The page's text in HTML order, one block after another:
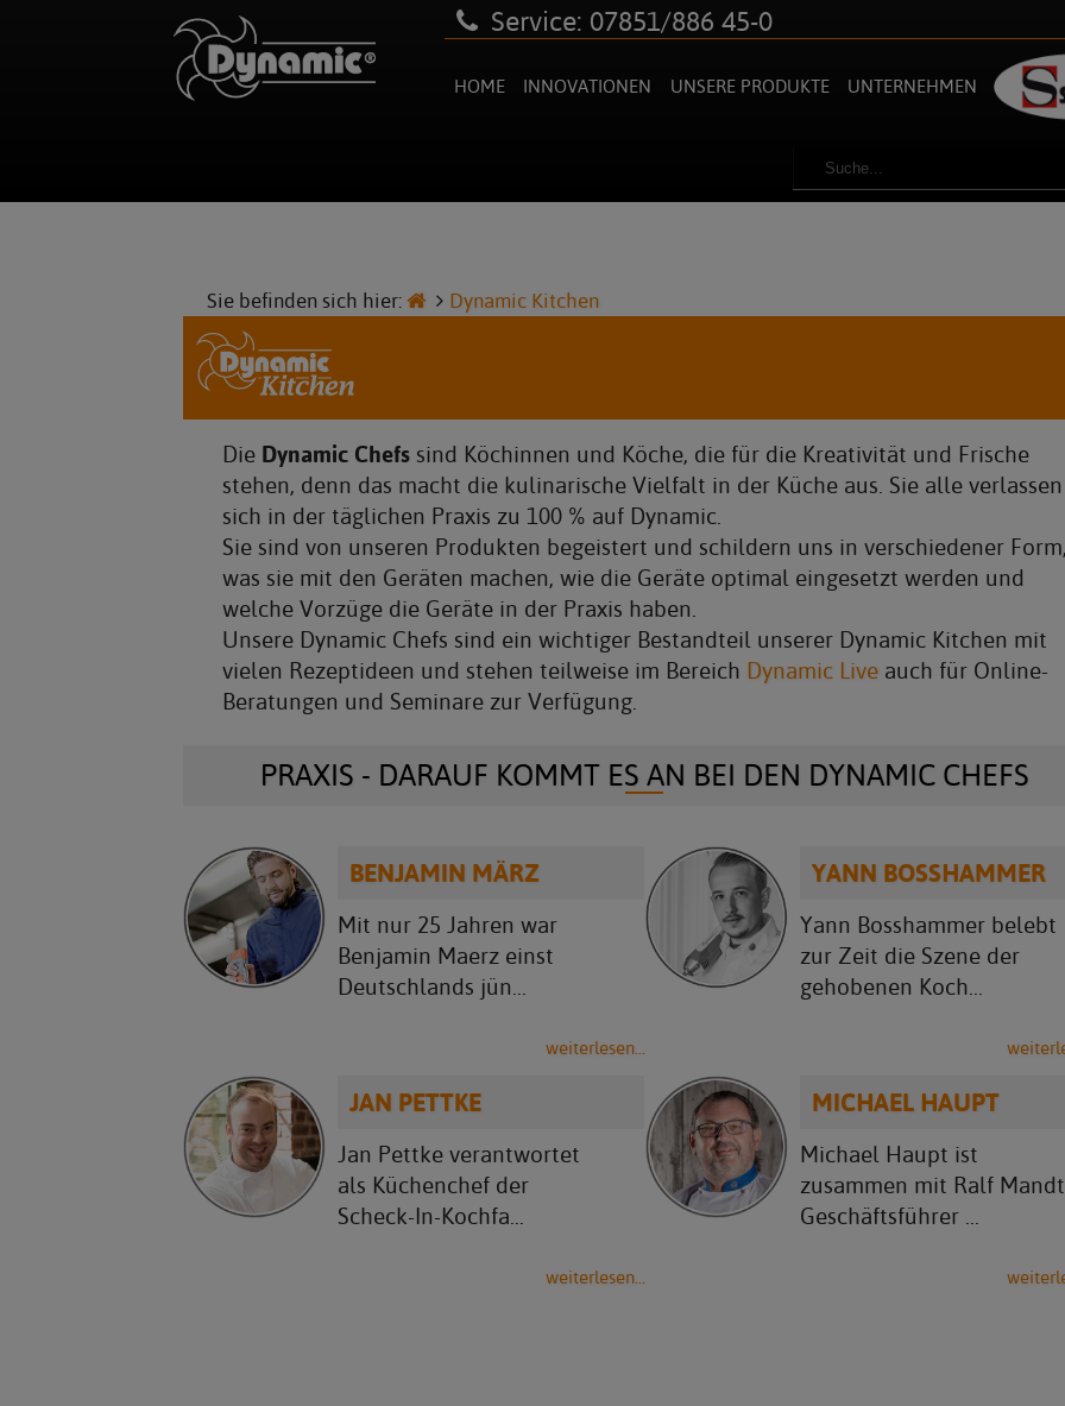
Service: 07851/886 45-0
HOME INNOVATIONEN UNSERE PRODUKTE UNTERNEHMEN
Sie befinden sich hier: Dynamic Kitchen
Die Dynamic Chefs sind Köchinnen und Köche, die für die Kreativität und Frische
stehen, denn das macht die kulinarische Vielfalt in der Küche aus. Sie alle verlassen
sich in der täglichen Praxis zu 100 % auf Dynamic.
Sie sind von unseren Produkten begeistert und schildern uns in verschiedener Form,
was sie mit den Geräten machen, wie die Geräte optimal eingesetzt werden und
welche Vorzüge die Geräte in der Praxis haben.
Unsere Dynamic Chefs sind ein wichtiger Bestandteil unserer Dynamic Kitchen mit
vielen Rezeptideen und stehen teilweise im Bereich Dynamic Live auch für Online-
Beratungen und Seminare zur Verfügung.
PRAXIS - DARAUF KOMMT ES AN BEI DEN DYNAMIC CHEFS
BENJAMIN MÄRZ
Mit nur 25 Jahren war
Benjamin Maerz einst
Deutschlands jün...
weiterlesen...
YANN BOSSHAMMER
Yann Bosshammer belebt
zur Zeit die Szene der
gehobenen Koch...
JAN PETTKE
Jan Pettke verantwortet
als Küchenchef der
Scheck-In-Kochfa...
weiterlesen...
MICHAEL HAUPT
Michael Haupt ist
zusammen mit Ralf Mandt
Geschäftsführer ...
Newsmeldungen
Karriere & Jobs
Kundenmeinungen - Referenzen
Kataloge & Prospekte
Ersatzteile
AGB